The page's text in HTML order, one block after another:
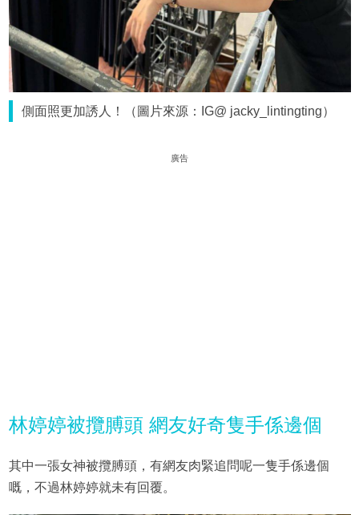
側面照更加誘人！（圖片來源：IG@ jacky_lintingting）
廣告
林婷婷被攬膊頭 網友好奇隻手係邊個
其中一張女神被攬膊頭，有網友肉緊追問呢一隻手係邊個
嘅，不過林婷婷就未有回覆。